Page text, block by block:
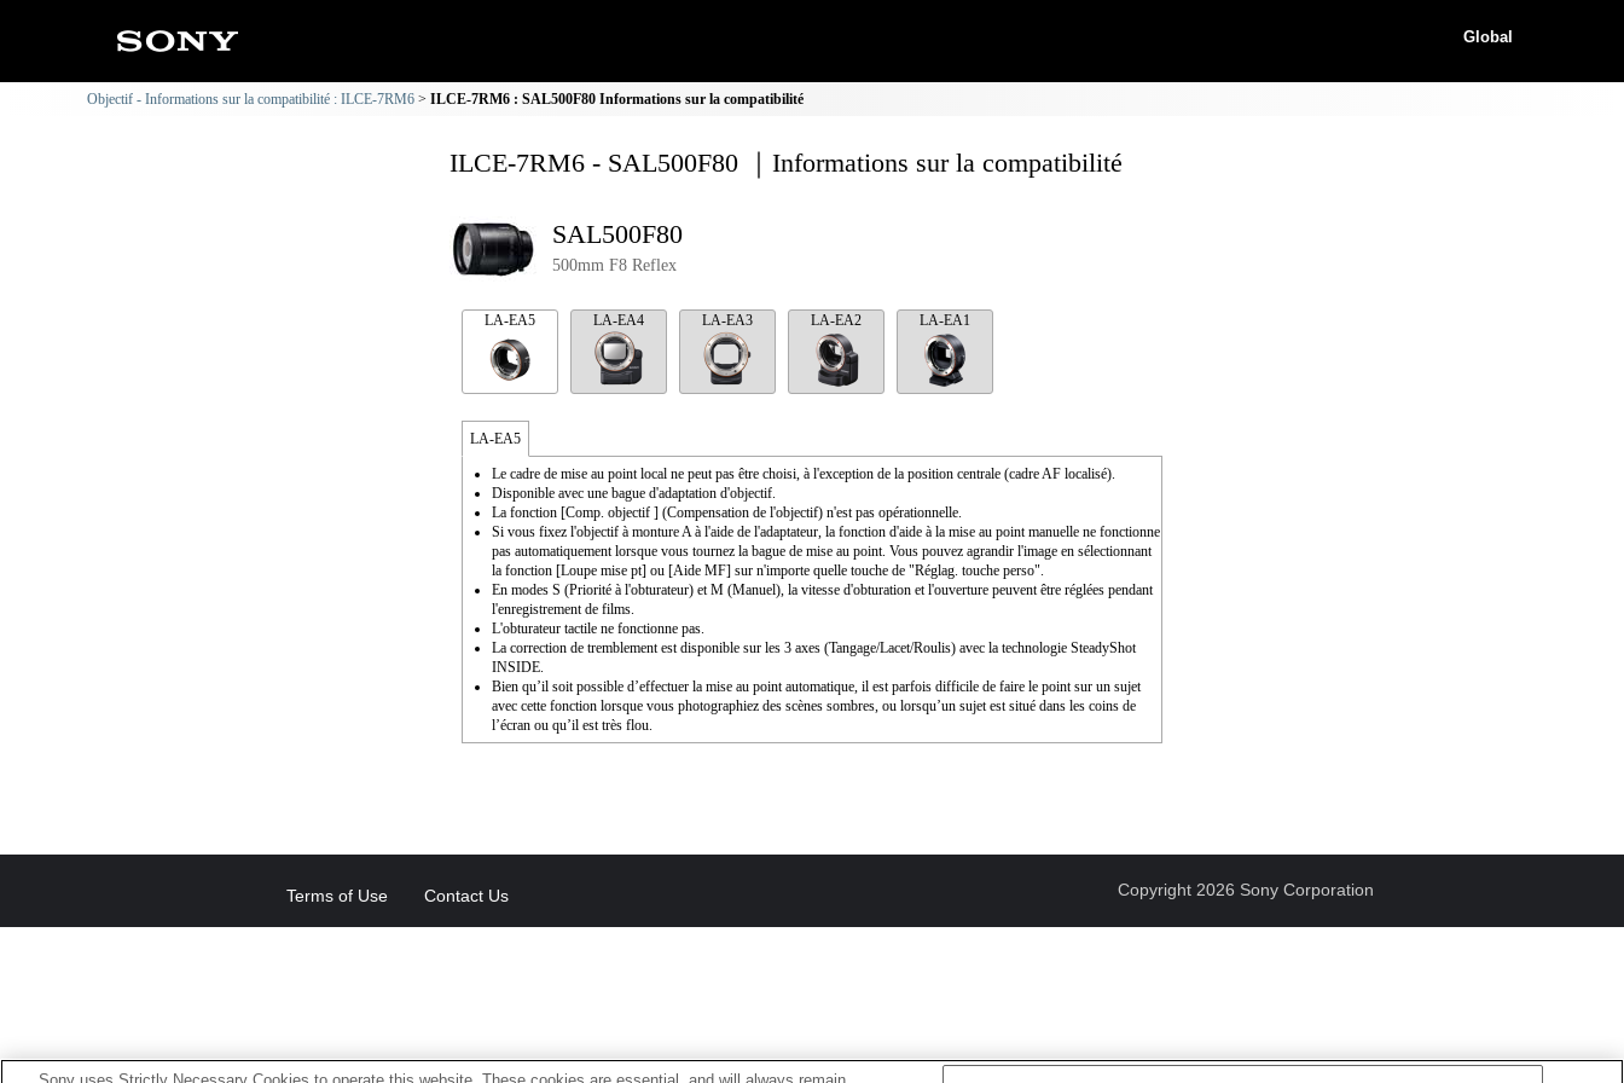
Global
Objectif - Informations sur la compatibilité : ILCE-7RM6 ILCE-7RM6 : SAL500F80 Informations sur la compatibilité
ILCE-7RM6 - SAL500F80 ｜Informations sur la compatibilité
SAL500F80
500mm F8 Reflex
LA-EA5 LA-EA4 LA-EA3 LA-EA2 LA-EA1
LA-EA5
Le cadre de mise au point local ne peut pas être choisi, à l'exception de la position centrale (cadre AF localisé).
Disponible avec une bague d'adaptation d'objectif.
La fonction [Comp. objectif ] (Compensation de l'objectif) n'est pas opérationnelle.
Si vous fixez l'objectif à monture A à l'aide de l'adaptateur, la fonction d'aide à la mise au point manuelle ne fonctionne
pas automatiquement lorsque vous tournez la bague de mise au point. Vous pouvez agrandir l'image en sélectionnant
la fonction [Loupe mise pt] ou [Aide MF] sur n'importe quelle touche de "Réglag. touche perso".
En modes S (Priorité à l'obturateur) et M (Manuel), la vitesse d'obturation et l'ouverture peuvent être réglées pendant
l'enregistrement de films.
L'obturateur tactile ne fonctionne pas.
La correction de tremblement est disponible sur les 3 axes (Tangage/Lacet/Roulis) avec la technologie SteadyShot
INSIDE.
Bien qu’il soit possible d’effectuer la mise au point automatique, il est parfois difficile de faire le point sur un sujet
avec cette fonction lorsque vous photographiez des scènes sombres, ou lorsqu’un sujet est situé dans les coins de
l’écran ou qu’il est très flou.
Terms of Use Contact Us Copyright 2026 Sony Corporation